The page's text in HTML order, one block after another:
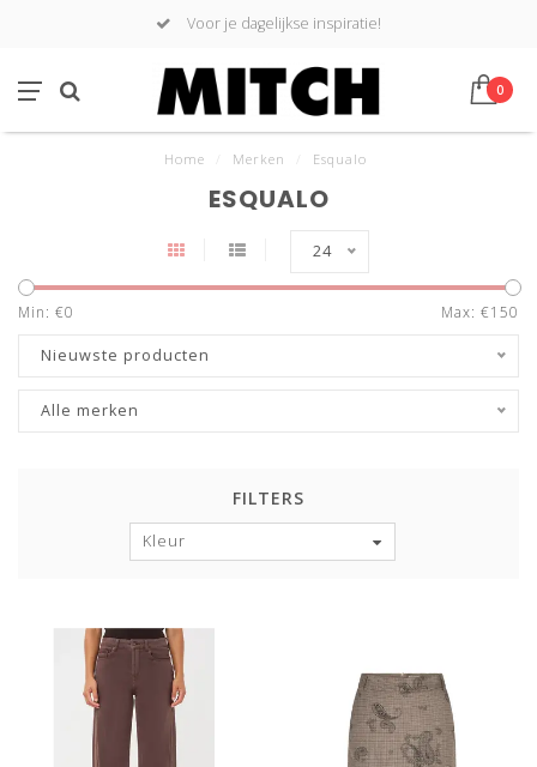
Voor je dagelijkse inspiratie!
0
Home Merken Esqualo
ESQUALO
24
Min: €0 Max: €150
Nieuwste producten
Alle merken
FILTERS
Kleur